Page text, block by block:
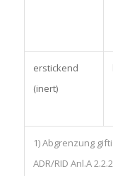
erstickend
(inert)
1) Abgrenzung
ADR/RID Anl.A